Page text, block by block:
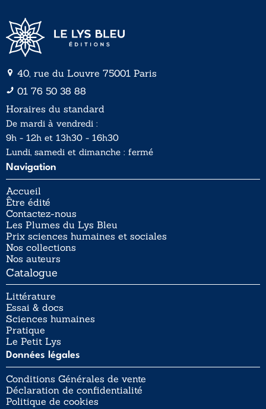
40, rue du Louvre 75001 Paris
01 76 50 38 88
Horaires du standard
De mardi à vendredi :
9h - 12h et 13h30 - 16h30
Lundi, samedi et dimanche : fermé
Navigation
Accueil
Être édité
Contactez-nous
Les Plumes du Lys Bleu
Prix sciences humaines et sociales
Nos collections
Nos auteurs
Catalogue
Littérature
Essai & docs
Sciences humaines
Pratique
Le Petit Lys
Données légales
Conditions Générales de vente
Déclaration de confidentialité
Politique de cookies